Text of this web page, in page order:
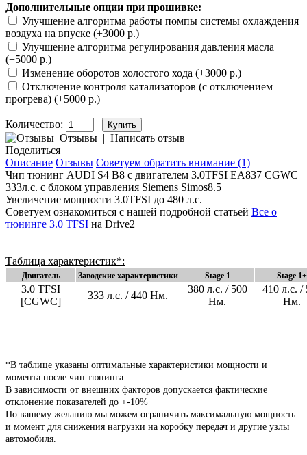
Дополнительные опции при прошивке:
Улучшение алгоритма работы помпы системы охлаждения
воздуха на впуске (+3000 р.)
Улучшение алгоритма регулирования давления масла
(+5000 р.)
Изменение оборотов холостого хода (+3000 р.)
Отключение контроля катализаторов (с отключением
прогрева) (+5000 р.)
Количество:
Отзывы | Написать отзыв
Поделиться
Описание Отзывы Советуем обратить внимание (1)
Чип тюнинг AUDI S4 B8 с двигателем 3.0TFSI EA837 CGWC
333л.с. с блоком управления Siemens Simos8.5
Увеличение мощности 3.0TFSI до 480 л.с.
Советуем ознакомиться с нашей подробной статьей Все о
тюнинге 3.0 TFSI на Drive2
Таблица характеристик*:
Двигатель Заводские характеристики Stage 1 Stage 1+
3.0 TFSI
[CGWC]
333 л.с. / 440 Нм.
380 л.с. / 500
Нм.
410 л.с. /
Нм.
*В таблице указаны оптимальные характеристики мощности и
момента после чип тюнинга.
В зависимости от внешних факторов допускается фактические
отклонение показателей до +-10%
По вашему желанию мы можем ограничить максимальную мощность
и момент для снижения нагрузки на коробку передач и другие узлы
автомобиля.